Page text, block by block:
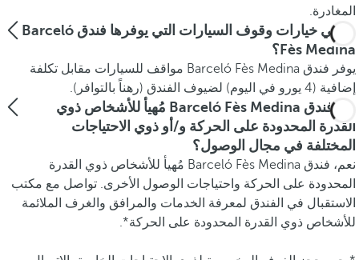
المغادرة.
ما هي خيارات وقوف السيارات التي يوفرها فندق Barceló
Fès Medina؟
يوفر فندق Barceló Fès Medina مواقف للسيارات مقابل تكلفة
إضافية (4 يورو في اليوم) لضيوف الفندق (رهناً بالتوافر).
هل فندق Barceló Fès Medina مُهيأ للأشخاص ذوي
القدرة المحدودة على الحركة و/أو ذوي الاحتياجات
المختلفة في مجال الوصول؟
نعم، فندق Barceló Fès Medina مُهيأ للأشخاص ذوي القدرة
المحدودة على الحركة واحتياجات الوصول الأخرى. تواصل مع مكتب
الاستقبال في الفندق لمعرفة الخدمات والمرافق والغرف الملائمة
للأشخاص ذوي القدرة المحدودة على الحركة*.